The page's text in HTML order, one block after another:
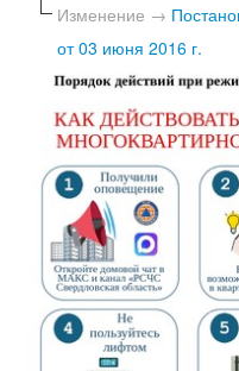
Изменение →
от 03 июня 2016 г.